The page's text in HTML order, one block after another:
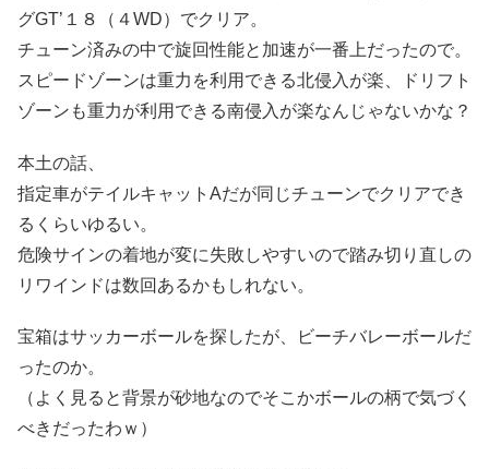
グGT’１８（４WD）でクリア。
チューン済みの中で旋回性能と加速が一番上だったので。
スピードゾーンは重力を利用できる北侵入が楽、ドリフト
ゾーンも重力が利用できる南侵入が楽なんじゃないかな？
本土の話、
指定車がテイルキャットAだが同じチューンでクリアでき
るくらいゆるい。
危険サインの着地が変に失敗しやすいので踏み切り直しの
リワインドは数回あるかもしれない。
宝箱はサッカーボールを探したが、ビーチバレーボールだ
ったのか。
（よく見ると背景が砂地なのでそこかボールの柄で気づく
べきだったわｗ）